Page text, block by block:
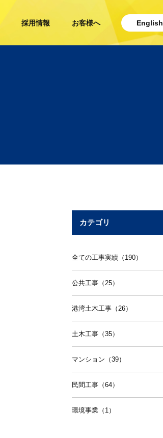
採用情報 お客様へ English
カテゴリ
全ての工事実績（190）
公共工事（25）
港湾土木工事（26）
土木工事（35）
マンション（39）
民間工事（64）
環境事業（1）